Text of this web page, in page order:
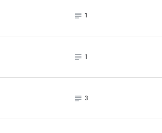
subject_black
1
subject_black
1
subject_black
3